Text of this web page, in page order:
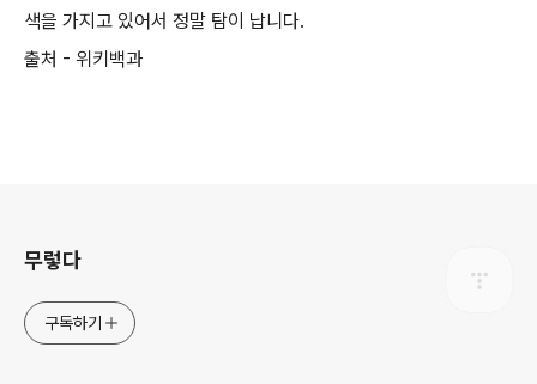
색을 가지고 있어서 정말 탐이 납니다.
출처 - 위키백과
무렇다
구독하기